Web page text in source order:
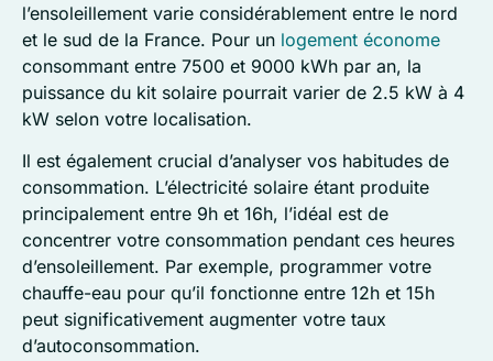
l’ensoleillement varie considérablement entre le nord
et le sud de la France. Pour un logement économe
consommant entre 7500 et 9000 kWh par an, la
puissance du kit solaire pourrait varier de 2.5 kW à 4
kW selon votre localisation.
Il est également crucial d’analyser vos habitudes de
consommation. L’électricité solaire étant produite
principalement entre 9h et 16h, l’idéal est de
concentrer votre consommation pendant ces heures
d’ensoleillement. Par exemple, programmer votre
chauffe-eau pour qu’il fonctionne entre 12h et 15h
peut significativement augmenter votre taux
d’autoconsommation.